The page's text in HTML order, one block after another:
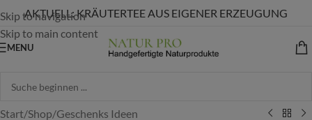
Skip to navigation
Skip to main content
AKTUELL: KRÄUTERTEE AUS EIGENER ERZEUGUNG
MENU
Start/Shop/Geschenks Ideen